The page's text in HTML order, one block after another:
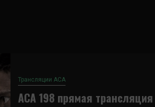
Трансляции ACA
ACA 198 прямая трансляция